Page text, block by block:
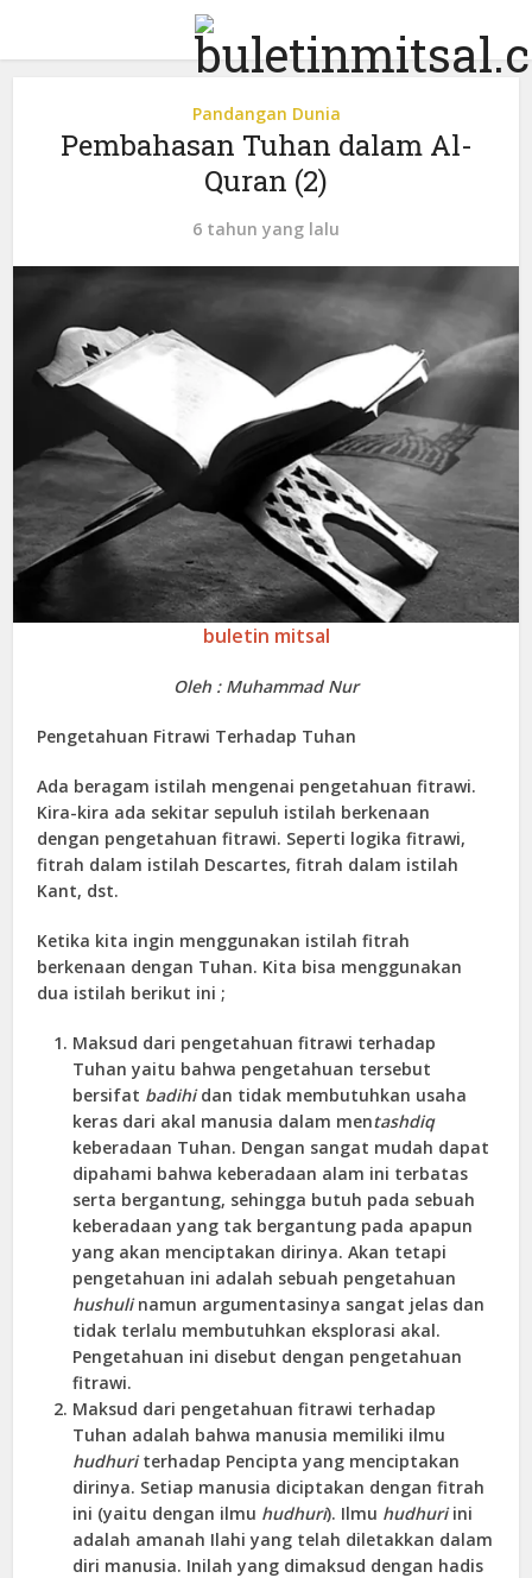
Pandangan Dunia
Pembahasan Tuhan dalam Al-
Quran (2)
6 tahun yang lalu
buletin mitsal
Oleh : Muhammad Nur
Pengetahuan Fitrawi Terhadap Tuhan
Ada beragam istilah mengenai pengetahuan fitrawi.
Kira-kira ada sekitar sepuluh istilah berkenaan
dengan pengetahuan fitrawi. Seperti logika fitrawi,
fitrah dalam istilah Descartes, fitrah dalam istilah
Kant, dst.
Ketika kita ingin menggunakan istilah fitrah
berkenaan dengan Tuhan. Kita bisa menggunakan
dua istilah berikut ini ;
Maksud dari pengetahuan fitrawi terhadap
Tuhan yaitu bahwa pengetahuan tersebut
bersifat badihidan tidak membutuhkan usaha
keras dari akal manusia dalam mentashdiq
keberadaan Tuhan. Dengan sangat mudah dapat
dipahami bahwa keberadaan alam ini terbatas
serta bergantung, sehingga butuh pada sebuah
keberadaan yang tak bergantung pada apapun
yang akan menciptakan dirinya. Akan tetapi
pengetahuan ini adalah sebuah pengetahuan
hushulinamun argumentasinya sangat jelas dan
tidak terlalu membutuhkan eksplorasi akal.
Pengetahuan ini disebut dengan pengetahuan
fitrawi.
Maksud dari pengetahuan fitrawi terhadap
Tuhan adalah bahwa manusia memiliki ilmu
hudhuriterhadap Pencipta yang menciptakan
dirinya. Setiap manusia diciptakan dengan fitrah
ini (yaitu dengan ilmu hudhuri). Ilmu hudhuriini
adalah amanah Ilahi yang telah diletakkan dalam
diri manusia. Inilah yang dimaksud dengan hadis